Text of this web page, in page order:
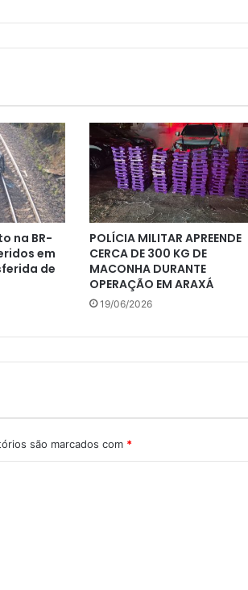
na BR-
em
de
POLÍCIA MILITAR APREENDE
CERCA DE 300 KG DE
MACONHA DURANTE
OPERAÇÃO EM ARAXÁ
19/06/2026
são marcados com *